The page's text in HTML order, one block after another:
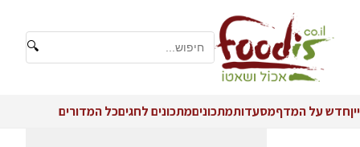
🔍
ייןחדש על המדףמסעדותמתכוניםמתכונים לחגיםכל המדורים